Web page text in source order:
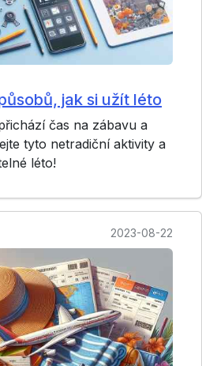
jak si užít léto
čas na zábavu a
tyto netradiční aktivity a
léto!
2023-08-22